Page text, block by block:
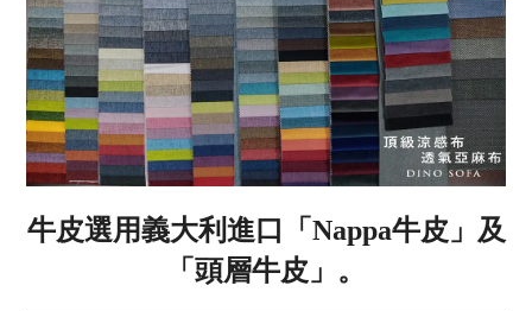
牛皮選用義大利進口「 Nappa牛皮」及
「頭層牛皮」。